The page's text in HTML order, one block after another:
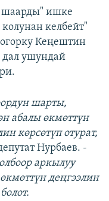
шаарды" ишке
келбейт"
Кеңештин
дал ушундай
шарты,
абалы өкмөттүн
көрсөтүп отурат,
Нурбаев. -
аркылуу
деңгээлин